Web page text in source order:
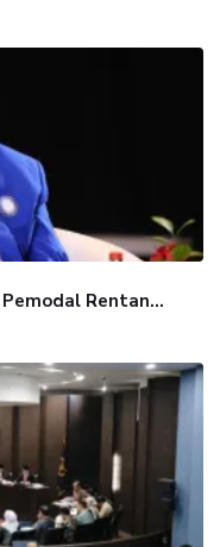
Rentan...